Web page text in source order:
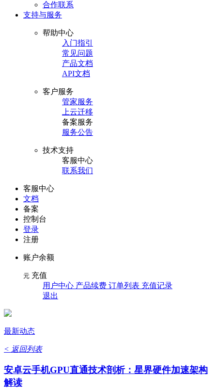
合作联系
支持与服务
帮助中心
入门指引
常见问题
产品文档
API文档
客户服务
管家服务
上云迁移
备案服务
服务公告
技术支持
客服中心
联系我们
客服中心
文档
备案
控制台
登录
注册
账户余额
元 充值
用户中心 产品续费 订单列表 充值记录
退出
最新动态
< 返回列表
安卓云手机GPU直通技术剖析：星界硬件加速架构
解读